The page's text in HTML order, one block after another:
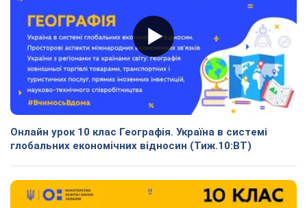
Онлайн урок 10 клас Географія. Україна в системі
глобальних економічних відносин (Тиж.10:ВТ)